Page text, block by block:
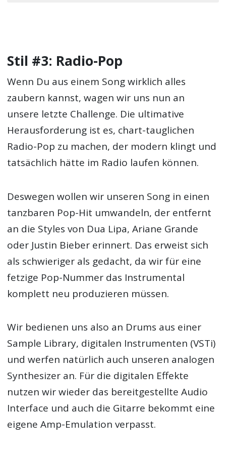
Stil #3: Radio-Pop
Wenn Du aus einem Song wirklich alles
zaubern kannst, wagen wir uns nun an
unsere letzte Challenge. Die ultimative
Herausforderung ist es, chart-tauglichen
Radio-Pop zu machen, der modern klingt und
tatsächlich hätte im Radio laufen können.
Deswegen wollen wir unseren Song in einen
tanzbaren Pop-Hit umwandeln, der entfernt
an die Styles von Dua Lipa, Ariane Grande
oder Justin Bieber erinnert. Das erweist sich
als schwieriger als gedacht, da wir für eine
fetzige Pop-Nummer das Instrumental
komplett neu produzieren müssen.
Wir bedienen uns also an Drums aus einer
Sample Library, digitalen Instrumenten (VSTi)
und werfen natürlich auch unseren analogen
Synthesizer an. Für die digitalen Effekte
nutzen wir wieder das bereitgestellte Audio
Interface und auch die Gitarre bekommt eine
eigene Amp-Emulation verpasst.